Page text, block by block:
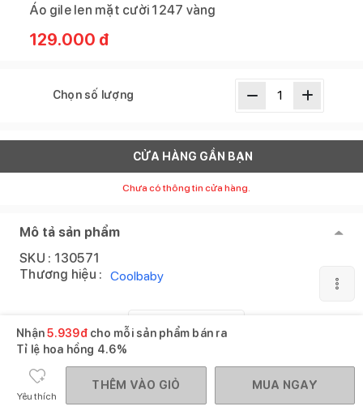
Áo gile len mặt cười 1247 vàng
129.000 đ
Chọn số lượng
CỬA HÀNG GẦN BẠN
Chưa có thông tin cửa hàng.
Mô tả sản phẩm
SKU : 130571
Thương hiệu : Coolbaby
Sản phẩm tương tự Xem tất cả
Nhận5.939đcho mỗi sản phẩm bán ra
Tỉ lệ hoa hồng 4.6%
Yêu thích
THÊM VÀO GIỎ MUA NGAY